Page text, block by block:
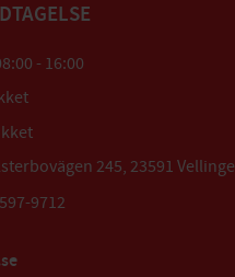
- 16:00
245, 23591 Vellinge
9712